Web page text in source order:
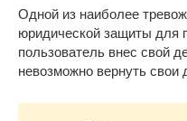
Одной из наиболее
юридической защиты для
пользователь внес свой
невозможно вернуть свои